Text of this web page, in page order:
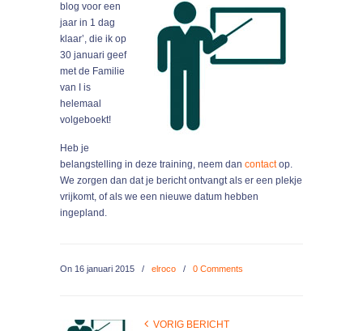
blog voor een
jaar in 1 dag
klaar’, die ik op
30 januari geef
met de Familie
van I is
helemaal
volgeboekt!
Heb je
belangstelling in deze training, neem dan contactop.
We zorgen dan dat je bericht ontvangt als er een plekje
vrijkomt, of als we een nieuwe datum hebben
ingepland.
On 16 januari 2015 / elroco / 0 Comments
VORIG BERICHT